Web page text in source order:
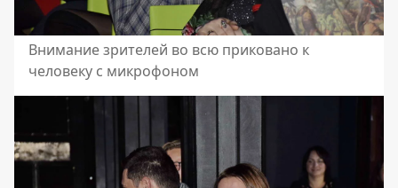
Внимание зрителей во всю приковано к
человеку с микрофоном